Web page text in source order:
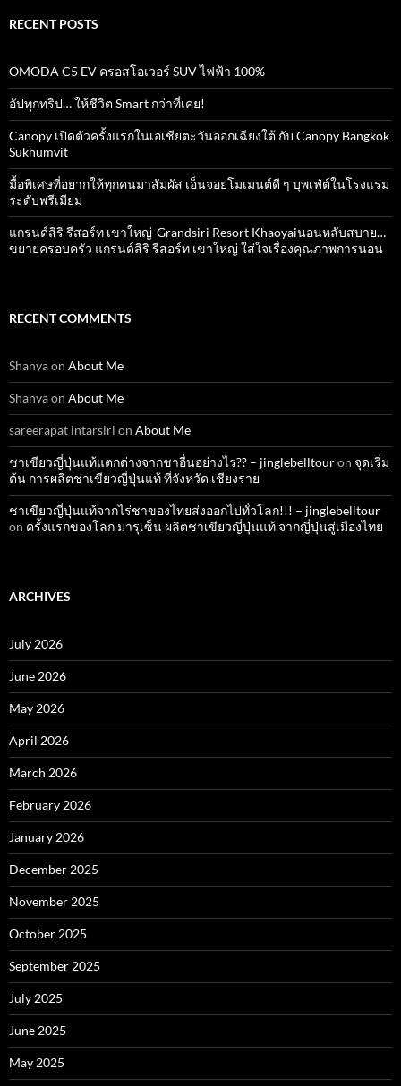
RECENT POSTS
OMODA C5 EV ครอสโอเวอร์ SUV ไฟฟ้า 100%
อัปทุกทริป… ให้ชีวิต Smart กว่าที่เคย!
Canopy เปิดตัวครั้งแรกในเอเชียตะวันออกเฉียงใต้ กับ Canopy Bangkok
Sukhumvit
มื้อพิเศษที่อยากให้ทุกคนมาสัมผัส เอ็นจอยโมเมนต์ดี ๆ บุพเฟ่ต์ในโรงแรม
ระดับพรีเมียม
แกรนด์สิริ​ รีสอร์ท​ เขาใหญ่​-Grandsiri​ Resort​ Khaoyaiนอนหลับสบาย…
ขยายครอบครัว แกรนด์สิริ รีสอร์ท เขาใหญ่ ใส่ใจเรื่องคุณภาพการนอน
RECENT COMMENTS
Shanyaon About Me
Shanyaon About Me
sareerapat intarsiri on About Me
ชาเขียวญี่ปุ่นแท้แตกต่างจากชาอื่นอย่างไร?? – jinglebelltouron จุดเริ่ม
ต้น การผลิตชาเขียวญี่ปุ่นแท้ ที่จังหวัด เชียงราย
ชาเขียวญี่ปุ่นแท้จากไร่ชาของไทยส่งออกไปทั่วโลก!!! – jinglebelltour
on ครั้งแรกของโลก มารุเซ็น ผลิตชาเขียวญี่ปุ่นแท้ จากญี่ปุ่นสู่เมืองไทย
ARCHIVES
July 2026
June 2026
May 2026
April 2026
March 2026
February 2026
January 2026
December 2025
November 2025
October 2025
September 2025
July 2025
June 2025
May 2025